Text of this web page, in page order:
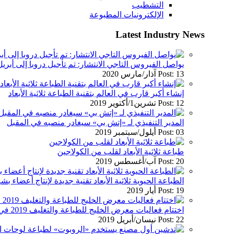
التشطيب
الإلكترونيات المطبوعة
Latest Industry News
يواصل الفيروس التاجي الانتشار: تم تأجيل دروبا إلى أبريل
Post: 13 آذار/مارس 2020
إنشاء أكبر قارب في العالم بتقنية الطباعة ثلاثية الأبعاد
Post: 12 تشرين1/أكتوير 2019
المدير التنفيذي لـ «إتش بي» سيغادر منصبه في المقبل
Post: 03 أيلول/سبتمبر 2019
طباعة ثلاثية الأبعاد لقلب من الكولاجين
Post: 20 آب/أغسطس 2019
الطباعة الحيوية ثلاثية الأبعاد تقنية جديدة لإنتاج أعضاء
Post: 19 أيار 2019
اختتام فعاليات معرض الخليج للطباعة والتغليف 2019 في دبي
Post: 22 نيسان/أبريل 2019